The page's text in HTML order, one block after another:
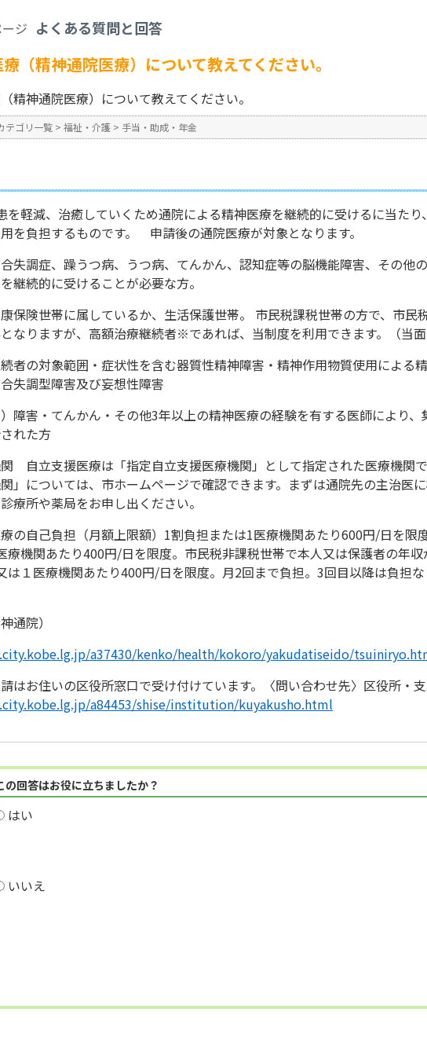
よくある質問と回答
（精神通院医療）について教えてください。
精神通院医療）について教えてください。
テゴリ一覧 > 福祉・介護 > 手当・助成・年金
軽減、治癒していくため通院による精神医療を継続的に受けるに当たり
を負担するものです。 申請後の通院医療が対象となります。
失調症、躁うつ病、うつ病、てんかん、認知症等の脳機能障害、その他
継続的に受けることが必要な方。
保険世帯に属しているか、生活保護世帯。 市民税課税世帯の方で、市民
なりますが、高額治療継続者※であれば、当制度を利用できます。（当面
者の対象範囲・症状性を含む器質性精神障害・精神作用物質使用による
失調型障害及び妄想性障害
障害・てんかん・その他3年以上の精神医療の経験を有する医師により
れた方
自立支援医療は「指定自立支援医療機関」として指定された医療機関
」については、市ホームページで確認できます。まずは通院先の主治医
療所や薬局をお申し出ください。
の自己負担（月額上限額）1割負担または1医療機関あたり600円/日を限
療機関あたり400円/日を限度。市民税非課税世帯で本人又は保護者の年
は１医療機関あたり400円/日を限度。月2回まで負担。3回目以降は負担
通院）
a37430/kenko/health/kokoro/yakudatiseido/
はお住いの区役所窓口で受け付けています。〈問い合わせ先〉区役所・
a84453/shise/institution/kuyakusho.html
の回答はお役に立ちましたか？
はい
いいえ